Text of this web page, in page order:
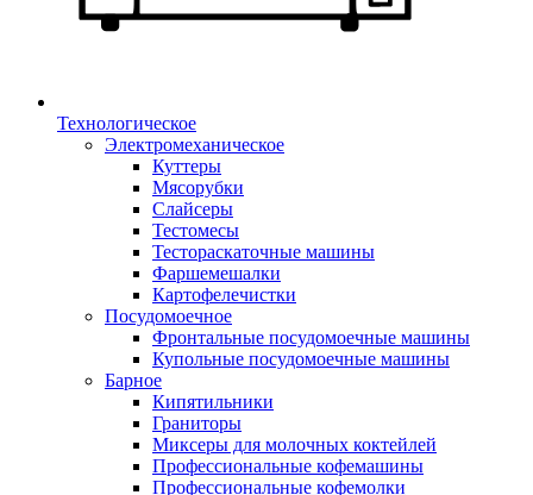
Технологическое
Электромеханическое
Куттеры
Мясорубки
Слайсеры
Тестомесы
Тестораскаточные машины
Фаршемешалки
Картофелечистки
Посудомоечное
Фронтальные посудомоечные машины
Купольные посудомоечные машины
Барное
Кипятильники
Граниторы
Миксеры для молочных коктейлей
Профессиональные кофемашины
Профессиональные кофемолки